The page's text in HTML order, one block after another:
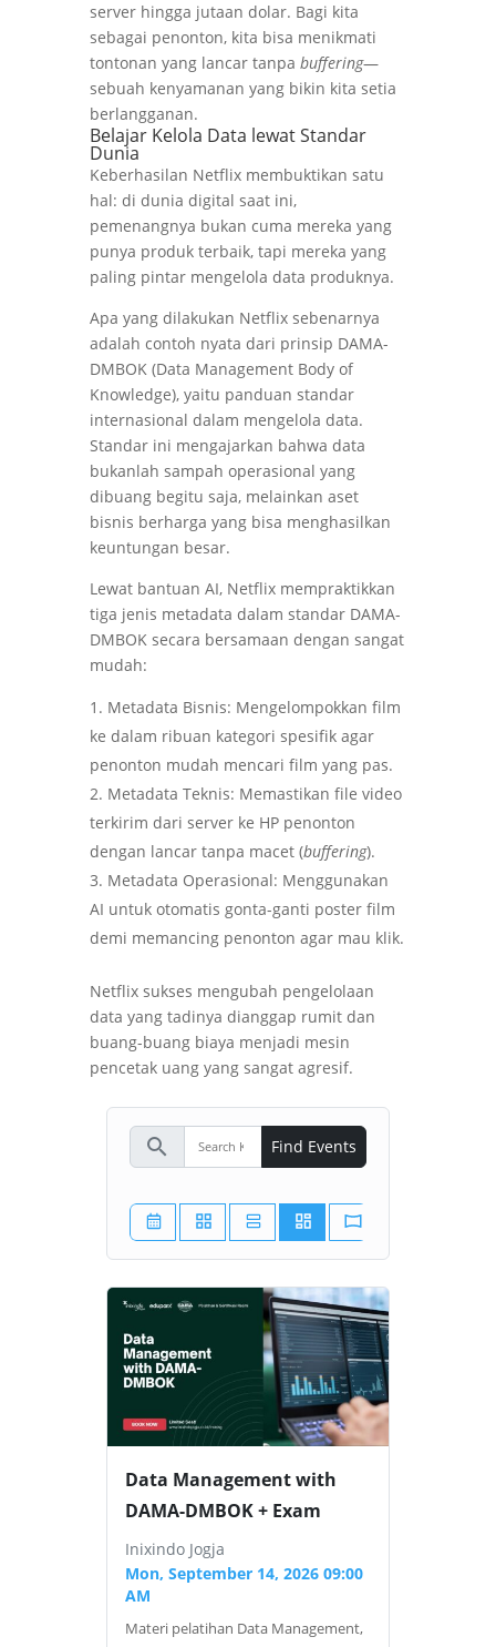
server hingga jutaan dolar. Bagi kita
sebagai penonton, kita bisa menikmati
tontonan yang lancar tanpa buffering—
sebuah kenyamanan yang bikin kita setia
berlangganan.
Belajar Kelola Data lewat Standar
Dunia
Keberhasilan Netflix membuktikan satu
hal: di dunia digital saat ini,
pemenangnya bukan cuma mereka yang
punya produk terbaik, tapi mereka yang
paling pintar mengelola data produknya.
Apa yang dilakukan Netflix sebenarnya
adalah contoh nyata dari prinsip DAMA-
DMBOK (Data Management Body of
Knowledge), yaitu panduan standar
internasional dalam mengelola data.
Standar ini mengajarkan bahwa data
bukanlah sampah operasional yang
dibuang begitu saja, melainkan aset
bisnis berharga yang bisa menghasilkan
keuntungan besar.
Lewat bantuan AI, Netflix mempraktikkan
tiga jenis metadata dalam standar DAMA-
DMBOK secara bersamaan dengan sangat
mudah:
Metadata Bisnis: Mengelompokkan film
ke dalam ribuan kategori spesifik agar
penonton mudah mencari film yang pas.
Metadata Teknis: Memastikan file video
terkirim dari server ke HP penonton
dengan lancar tanpa macet (buffering).
Metadata Operasional: Menggunakan
AI untuk otomatis gonta-ganti poster film
demi memancing penonton agar mau klik.
Netflix sukses mengubah pengelolaan
data yang tadinya dianggap rumit dan
buang-buang biaya menjadi mesin
pencetak uang yang sangat agresif.
search Find Events
Data Management with
DAMA-DMBOK + Exam
Inixindo Jogja
Mon, September 14, 2026 09:00
AM
Materi pelatihan Data Management,